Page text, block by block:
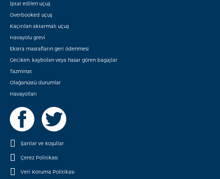
İptal edilen uçuş
Overbooked uçuş
Kaçırılan aktarmalı uçuş
Havayolu grevi
Ekstra masrafların geri ödenmesi
Geciken, kaybolan veya hasar gören bagajlar
Tazminat
Olağanüstü durumlar
Havayolları
Şartlar ve koşullar
Çerez Politikası
Veri Koruma Politikası